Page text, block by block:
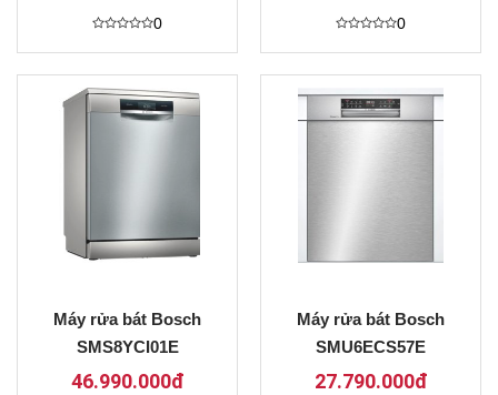
xếp
0
5
sao
0
xếp
0
sao
0
Máy rửa bát Bosch
SMS8YCI01E
46.990.000đ
Máy rửa bát Bosch
SMU6ECS57E
27.790.000đ